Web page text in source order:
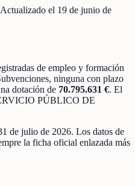
Actualizado el 19 de junio de
de empleo y formación
, ninguna con plazo
dotación de 70.795.631 €. El
PÚBLICO DE
de julio de 2026. Los datos de
la ficha oficial enlazada más